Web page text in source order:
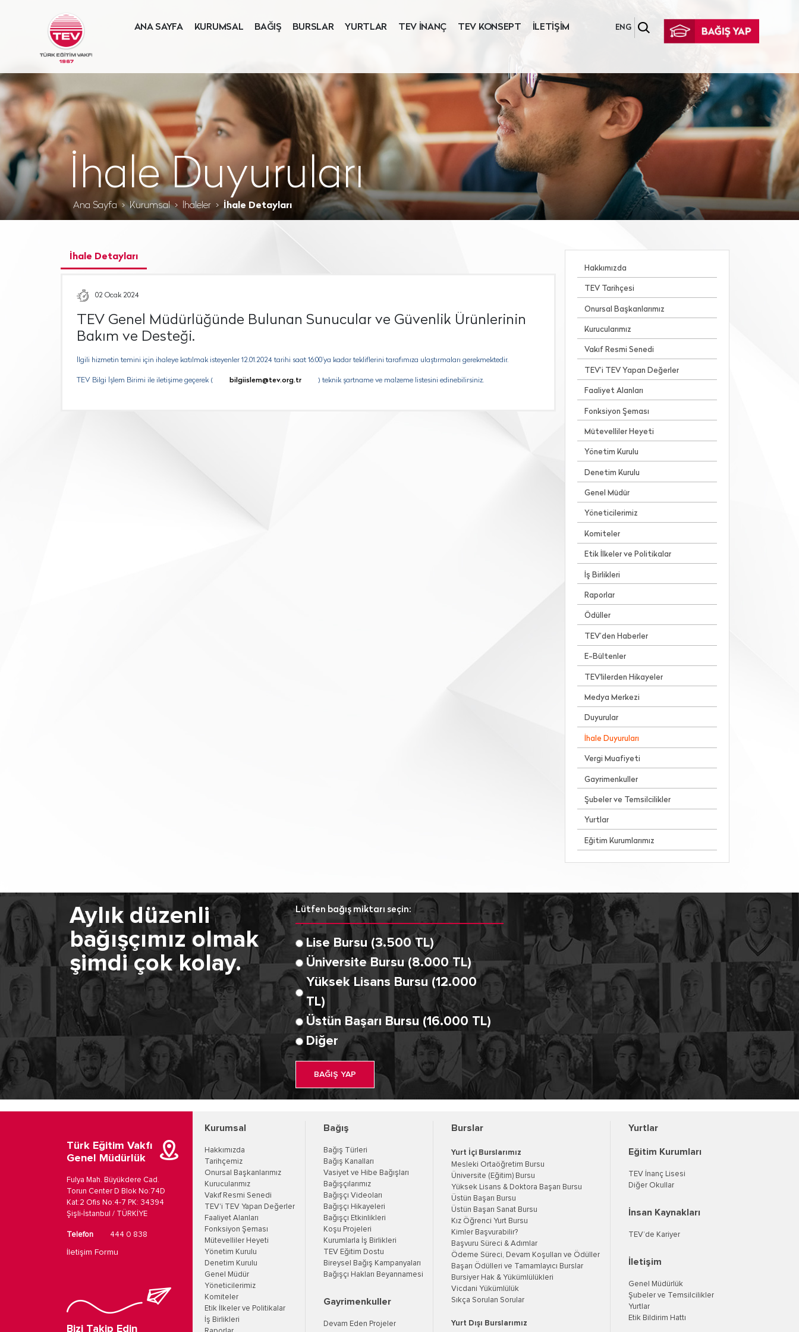
ANA SAYFA KURUMSAL BAĞIŞ BURSLAR YURTLAR TEV İNANÇ TEV KONSEPT İLETİŞİM ENG
İhale Duyuruları
Ana Sayfa Kurumsal İhaleler İhale Detayları
İhale Detayları
02 Ocak 2024
TEV Genel Müdürlüğünde Bulunan Sunucular ve Güvenlik Ürünlerinin
Bakım ve Desteği.
İlgili hizmetin temini için ihaleye katılmak isteyenler 12.01.2024 tarihi saat 16:00’ya kadar tekliflerini tarafımıza ulaştırmaları gerekmektedir.
TEV Bilgi İşlem Birimi ile iletişime geçerek ( bilgiislem@tev.org.tr ) teknik şartname ve malzeme listesini edinebilirsiniz.
Hakkımızda
TEV Tarihçesi
Onursal Başkanlarımız
Kurucularımız
Vakıf Resmi Senedi
TEV’i TEV Yapan Değerler
Faaliyet Alanları
Fonksiyon Şeması
Mütevelliler Heyeti
Yönetim Kurulu
Denetim Kurulu
Genel Müdür
Yöneticilerimiz
Komiteler
Etik İlkeler ve Politikalar
İş Birlikleri
Raporlar
Ödüller
TEV’den Haberler
E-Bültenler
TEV'lilerden Hikayeler
Medya Merkezi
Duyurular
İhale Duyuruları
Vergi Muafiyeti
Gayrimenkuller
Şubeler ve Temsilcilikler
Yurtlar
Eğitim Kurumlarımız
Aylık düzenli
bağışçımız olmak
şimdi çok kolay.
Lütfen bağış miktarı seçin:
Lise Bursu (3.500 TL)
Üniversite Bursu (8.000 TL)
Yüksek Lisans Bursu (12.000
TL)
Üstün Başarı Bursu (16.000 TL)
Diğer
BAĞIŞ YAP
Türk Eğitim Vakfı
Genel Müdürlük
Fulya Mah. Büyükdere Cad.
Torun Center D Blok No:74D
Kat:2 Ofis No:4-7 PK: 34394
Şişli-İstanbul / TÜRKİYE
Telefon 444 0 838
İletişim Formu
Bizi Takip Edin
Kurumsal
Hakkımızda
Tarihçemiz
Onursal Başkanlarımız
Kurucularımız
Vakıf Resmi Senedi
TEV'i TEV Yapan Değerler
Faaliyet Alanları
Fonksiyon Şeması
Mütevelliler Heyeti
Yönetim Kurulu
Denetim Kurulu
Genel Müdür
Yöneticilerimiz
Komiteler
Etik İlkeler ve Politikalar
İş Birlikleri
Bağış
Bağış Türleri
Bağış Kanalları
Vasiyet ve Hibe Bağışları
Bağışçılarımız
Bağışçı Videoları
Bağışçı Hikayeleri
Bağışçı Etkinlikleri
Koşu Projeleri
Kurumlarla İş Birlikleri
TEV Eğitim Dostu
Bireysel Bağış Kampanyaları
Bağışçı Hakları Beyannamesi
Gayrimenkuller
Devam Eden Projeler
Burslar
Yurt İçi Burslarımız
Mesleki Ortaöğretim Bursu
Üniversite (Eğitim) Bursu
Yüksek Lisans & Doktora Başarı Bursu
Üstün Başarı Bursu
Üstün Başarı Sanat Bursu
Kız Öğrenci Yurt Bursu
Kimler Başvurabilir?
Başvuru Süreci & Adımlar
Ödeme Süreci, Devam Koşulları ve Ödüller
Başarı Ödülleri ve Tamamlayıcı Burslar
Bursiyer Hak & Yükümlülükleri
Vicdani Yükümlülük
Sıkça Sorulan Sorular
Yurt Dışı Burslarımız
Yurtlar
Eğitim Kurumları
TEV İnanç Lisesi
Diğer Okullar
İnsan Kaynakları
TEV’de Kariyer
İletişim
Genel Müdürlük
Şubeler ve Temsilcilikler
Yurtlar
Etik Bildirim Hattı